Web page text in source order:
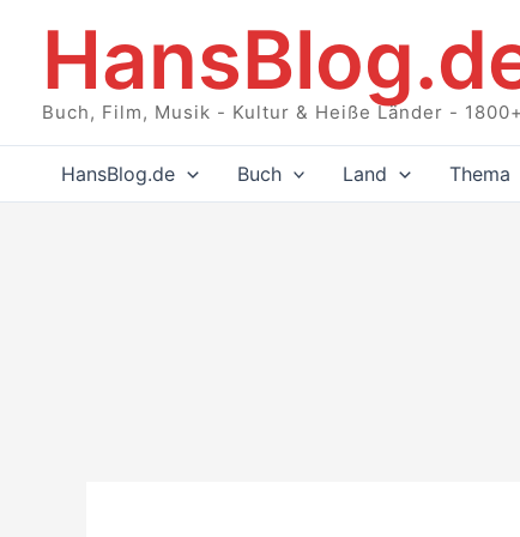
Buch, Film, Musik - Kultur & Heiße Länder -
HansBlog.de Buch Land Thema